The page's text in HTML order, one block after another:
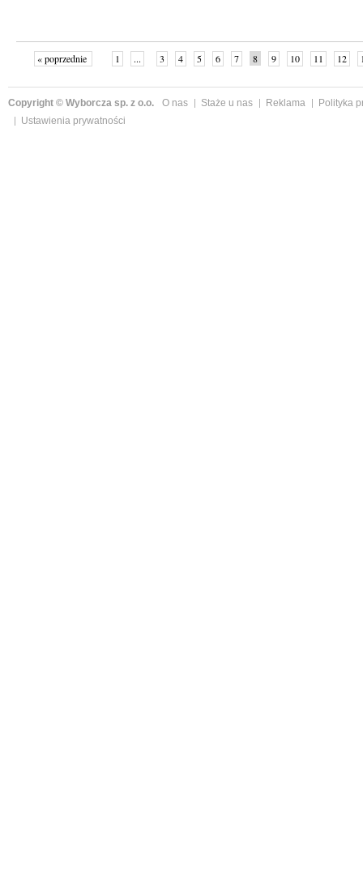
« poprzednie 1 ... 3 4 5 6 7 8 9 10 11 12
Copyright © Wyborcza sp. z o.o. O nas Staże u nas Reklama
Polityka
Ustawienia prywatności